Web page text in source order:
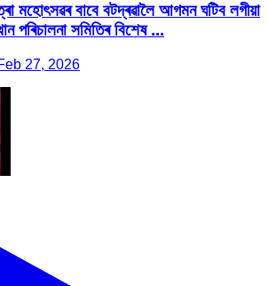
মহোৎসৱৰ বাবে বটদ্ৰৱালৈ আগমন ঘটিব লগীয়া
থান পৰিচালনা সমিতিৰ বিশেষ ...
27, 2026